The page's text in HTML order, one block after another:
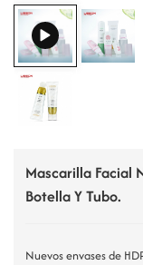
Mascarilla Facial
Botella Y Tubo.
Nuevos envases de